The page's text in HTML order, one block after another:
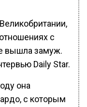
с
вышла замуж.
Daily Star.
она
с которым